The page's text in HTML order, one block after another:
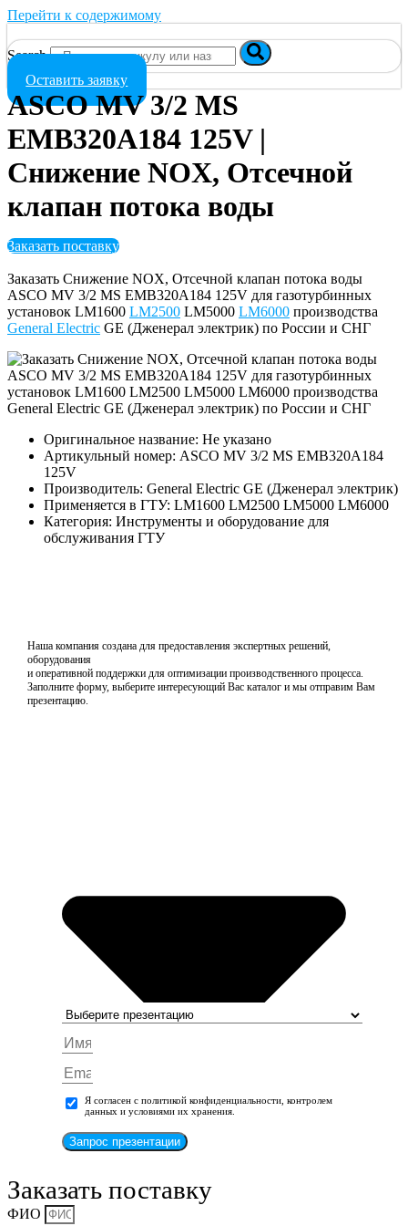
Перейти к содержимому
Search
Оставить заявку
ASCO MV 3/2 MS
EMB320A184 125V |
Снижение NOX, Отсечной
клапан потока воды
Заказать поставку
Заказать Снижение NOX, Отсечной клапан потока воды
ASCO MV 3/2 MS EMB320A184 125V для газотурбинных
установок LM1600 LM2500 LM5000 LM6000 производства
General Electric GE (Дженерал электрик) по России и СНГ
Оригинальное название: Не указано
Артикульный номер: ASCO MV 3/2 MS EMB320A184
125V
Производитель: General Electric GE (Дженерал электрик)
Применяется в ГТУ: LM1600 LM2500 LM5000 LM6000
Категория: Инструменты и оборудование для
обслуживания ГТУ
Наша компания создана для предоставления экспертных решений,
оборудования
и оперативной поддержки для оптимизации производственного процесса.
Заполните форму, выберите интересующий Вас каталог и мы отправим Вам
презентацию.
Я согласен с политикой конфиденциальности, контролем
данных и условиями их хранения.
Запрос презентации
Заказать поставку
ФИО